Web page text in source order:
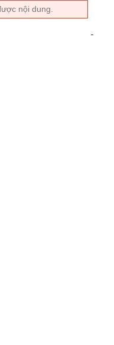
nội dung.